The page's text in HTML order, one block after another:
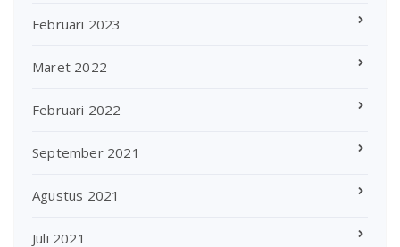
Februari 2023
Maret 2022
Februari 2022
September 2021
Agustus 2021
Juli 2021